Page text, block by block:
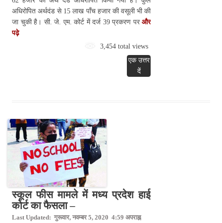
अधिरोपित अर्थदंड से 15 लाख पाँच हजार की वसूली भी की
जा चुकी है। सी. जे. एम. कोर्ट में दर्ज 39 प्रकरण पर और
पढ़े
3,454 total views
एक उत्तर
दें
स्कूल फीस मामले में मध्य प्रदेश हाई
कोर्ट का फैसला –
Last Updated: गुरूवार, नवम्बर 5, 2020 4:59 अपराह्न